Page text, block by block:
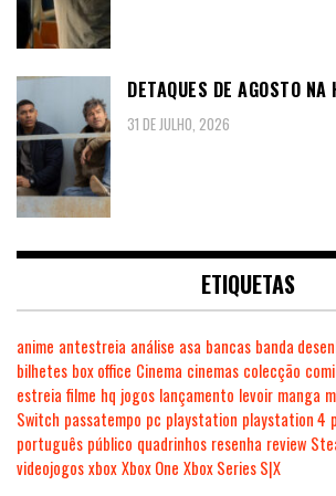
DETAQUES DE AGOSTO NA
31 DE JULHO, 2026
ETIQUETAS
anime antestreia análise asa bancas banda
bilhetes box office Cinema cinemas colecção
estreia filme hq jogos lançamento levoir manga
Switch passatempo pc playstation playstation 4
português público quadrinhos resenha review
videojogosxboxXbox One Xbox Series S|X